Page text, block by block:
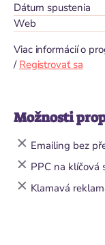
Dátum spustenia
Web
Viac informácií o
/ Registrovať sa
Možnosti
Emailing bez
PPC na klíčová
Klamavá